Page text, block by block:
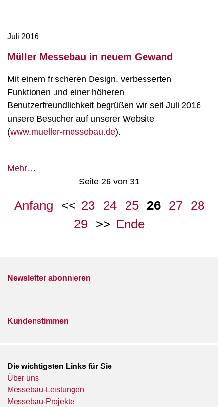
des
wvib,
Wirtschaftsverbandes
Industrieller
Unternehmen
Baden
e.V.
Juli 2016
Müller Messebau in neuem Gewand
Mit einem frischeren Design, verbesserten
Funktionen und einer höheren
Benutzerfreundlichkeit begrüßen wir seit Juli 2016
unsere Besucher auf unserer Website
(www.mueller-messebau.de).
Mehr…
neuem
Seite 26 von 31
Anfang 23 24 25 26 27
28
29
Ende
Newsletter abonnieren
Kundenstimmen
Die wichtigsten Links für Sie
Über uns
Messebau-Leistungen
Messebau-Projekte